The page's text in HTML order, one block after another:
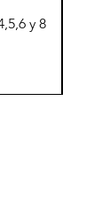
y 8